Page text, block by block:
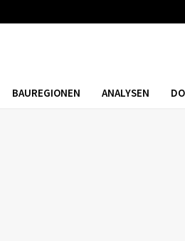
BAUREGIONEN ANALYSEN